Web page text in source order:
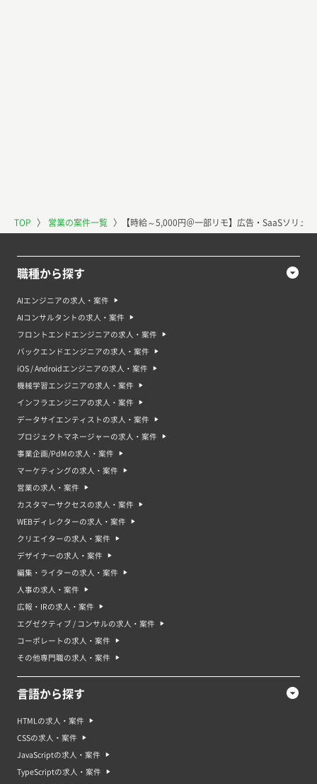
TOP 〉 営業の案件一覧 〉 【時給～5,000円＠一部リモ】広告・SaaSソリュ
職種から探す
AIエンジニアの求人・案件
AIコンサルタントの求人・案件
フロントエンドエンジニアの求人・案件
バックエンドエンジニアの求人・案件
iOS / Androidエンジニアの求人・案件
機械学習エンジニアの求人・案件
インフラエンジニアの求人・案件
データサイエンティストの求人・案件
プロジェクトマネージャーの求人・案件
事業企画/PdMの求人・案件
マーケティングの求人・案件
営業の求人・案件
カスタマーサクセスの求人・案件
WEBディレクターの求人・案件
クリエイターの求人・案件
デザイナーの求人・案件
編集・ライターの求人・案件
人事の求人・案件
広報・IRの求人・案件
エグゼクティブ / コンサルの求人・案件
コーポレートの求人・案件
その他専門職の求人・案件
言語から探す
HTMLの求人・案件
CSSの求人・案件
JavaScriptの求人・案件
TypeScriptの求人・案件